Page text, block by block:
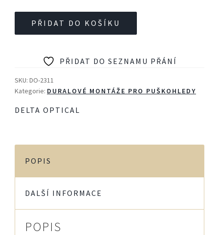
Adapter
množství
PŘIDAT DO KOŠÍKU
PŘIDAT DO SEZNAMU PŘÁNÍ
SKU: DO-2311
Kategorie: DURALOVÉ MONTÁŽE PRO PUŠKOHLEDY
DELTA OPTICAL
POPIS
DALŠÍ INFORMACE
POPIS